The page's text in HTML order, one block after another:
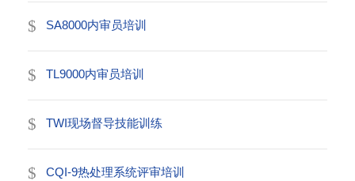
SA8000内审员培训
TL9000内审员培训
TWI现场督导技能训练
CQI-9热处理系统评审培训